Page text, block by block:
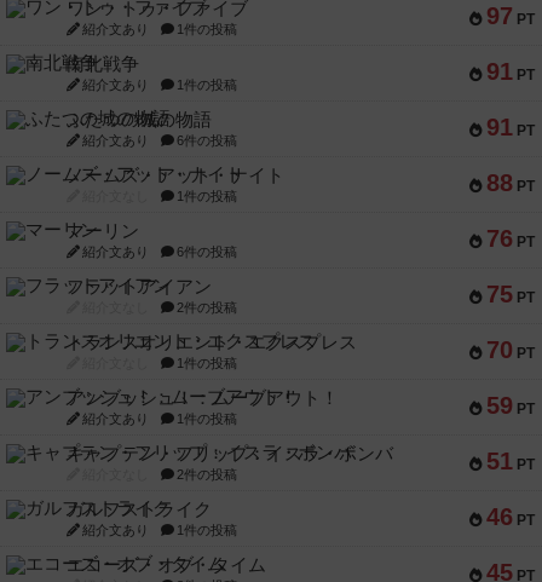
97 PT
ワン・トゥ・ファイブ
紹介文あり 1件の投稿
91 PT
南北戦争
紹介文あり 1件の投稿
91 PT
ふたつの城の物語
紹介文あり 6件の投稿
88 PT
ノームズ・アット・ナイト
1件の投稿
76 PT
マーリン
紹介文あり 6件の投稿
75 PT
フラットアイアン
2件の投稿
70 PT
トランスオリエント・エクスプレス
1件の投稿
59 PT
アンブッシュ！：ムーブアウト！
紹介文あり 1件の投稿
51 PT
キャプテン・フリップ：イスラ・ボンバ
2件の投稿
46 PT
ガルフストライク
紹介文あり 1件の投稿
45 PT
エコーズ・オブ・タイム